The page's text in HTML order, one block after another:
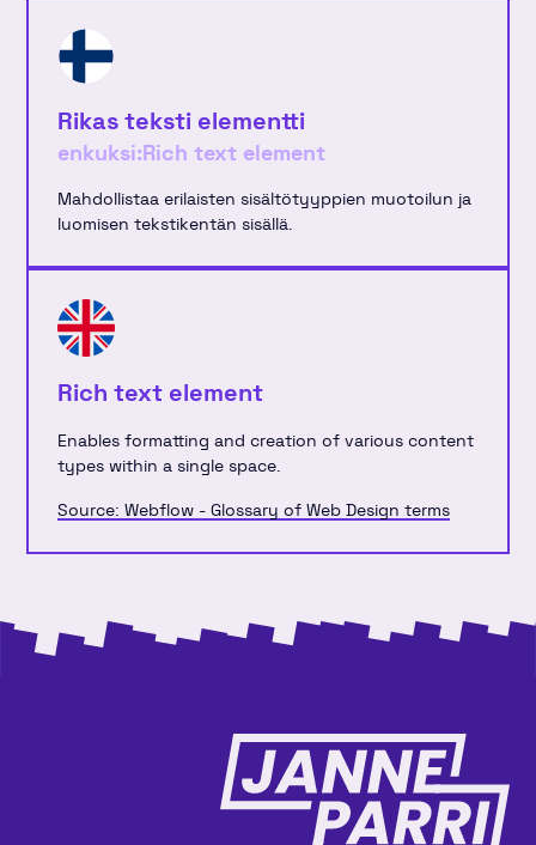
Rikas teksti elementti
enkuksi:Rich text element
Mahdollistaa erilaisten sisältötyyppien muotoilun ja
luomisen tekstikentän sisällä.
Rich text element
Enables formatting and creation of various content
types within a single space.
Source: Webflow - Glossary of Web Design terms